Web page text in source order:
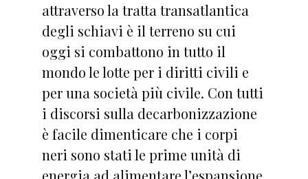
attraverso la tratta transatlantica
degli schiavi è il terreno su cui
oggi si combattono in tutto il
mondo le lotte per i diritti civili e
per una società più civile. Con tutti
i discorsi sulla decarbonizzazione
è facile dimenticare che i corpi
neri sono stati le prime unità di
energia ad alimentare l’espansione